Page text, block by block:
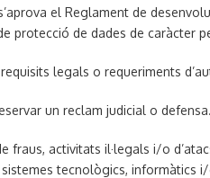
el Reglament de
protecció de dades de caràcter
legals o requeriments
un reclam judicial o defensa.
fraus, activitats il·legals i/o
tecnològics, informàtics